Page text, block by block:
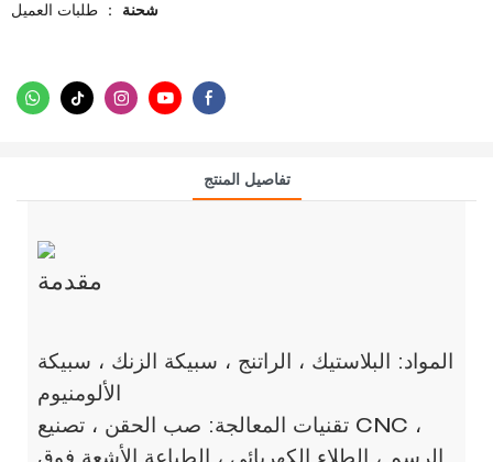
شحنة
： طلبات العميل
تفاصيل المنتج
مقدمة
المواد: البلاستيك ، الراتنج ، سبيكة الزنك ، سبيكة
الألومنيوم
تقنيات المعالجة: صب الحقن ، تصنيع CNC ،